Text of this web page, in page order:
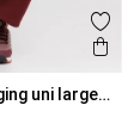
uni large